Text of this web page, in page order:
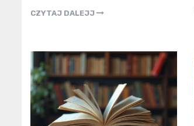
CZYTAJ DALEJJ